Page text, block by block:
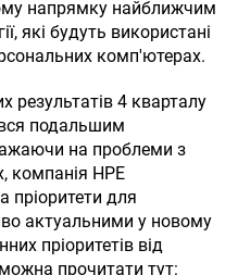
напрямку найближчим
які будуть використані
комп'ютерах.
результатів 4 кварталу
подальшим
на проблеми з
компанія НРЕ
пріоритети для
актуальними у новому
пріоритетів від
прочитати тут: